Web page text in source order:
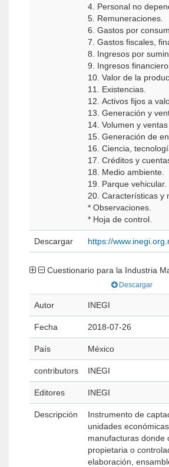
4. Personal no
5. Remuneraciones.
6. Gastos por
7. Gastos fiscales,
8. Ingresos por
9. Ingresos
10. Valor de la
11. Existencias.
12. Activos fijos a
13. Generación y
14. Volumen y
15. Generación de
16. Ciencia,
17. Créditos y
18. Medio ambiente.
19. Parque vehicular.
20. Características y
* Observaciones.
* Hoja de control.
Descargar https://
Cuestionario para la Industria
Descargar
Autor INEGI
Fecha 2018-07-26
País México
contributors INEGI
Editores INEGI
Descripción
Instrumento de
unidades
manufacturas donde
propietaria o
elaboración,